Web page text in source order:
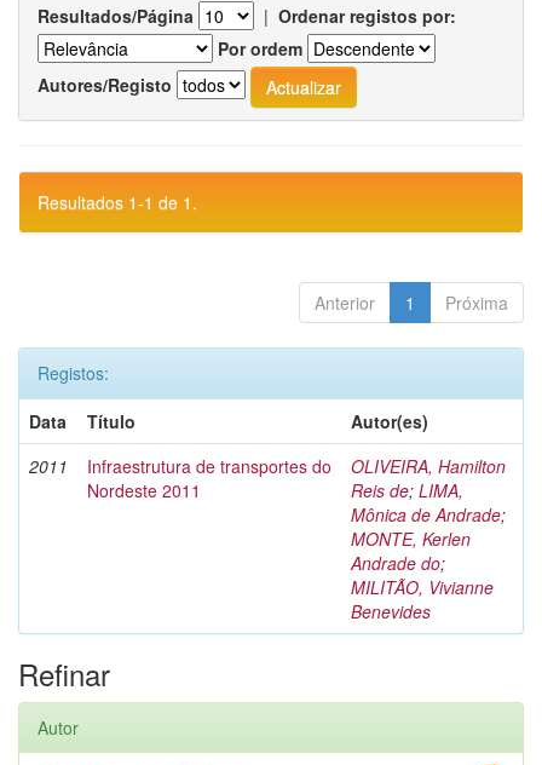
Resultados/Página | Ordenar registos por:
Por ordem
Autores/Registo
Resultados 1-1 de 1.
Anterior 1 Próxima
Registos:
Data
Título
Autor(es)
2011
Infraestrutura de transportes do
Nordeste 2011
OLIVEIRA, Hamilton
Reis de; LIMA,
Mônica de Andrade;
MONTE, Kerlen
Andrade do;
MILITÃO, Vivianne
Benevides
Refinar
Autor